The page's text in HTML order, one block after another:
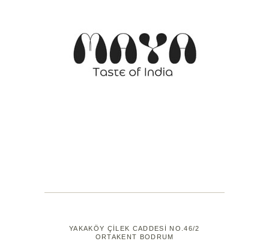
YAKAKÖY ÇİLEK CADDESİ NO.46/2
ORTAKENT BODRUM